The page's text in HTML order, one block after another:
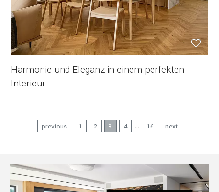
Harmonie und Eleganz in einem perfekten
Interieur
previous 1 2 3 4 ... 16 next